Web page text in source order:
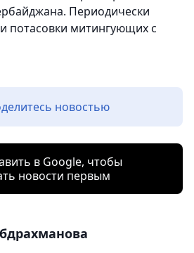
Периодически
потасовки митингующих с
новостью
в Google, чтобы
новости первым